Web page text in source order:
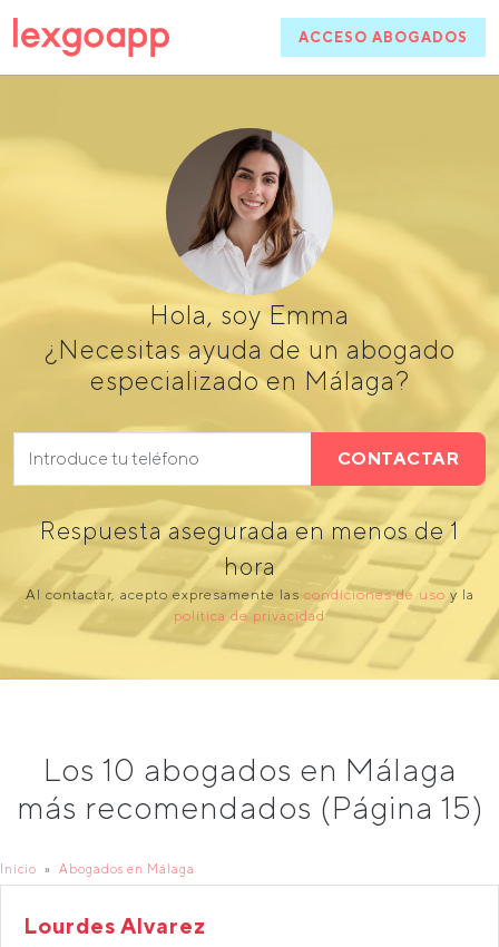
ACCESO ABOGADOS
Hola, soy Emma
¿Necesitas ayuda de un abogado
especializado en Málaga?
CONTACTAR
Respuesta asegurada en menos de 1
hora
Al contactar, acepto expresamente las condiciones de uso y la
política de privacidad
Los 10 abogados en Málaga
más recomendados (Página 15)
Inicio Abogados en Málaga
Lourdes Alvarez